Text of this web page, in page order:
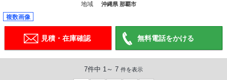
地域 沖縄県 那覇市
複数画像
見積・在庫確認 無料電話をかける
7件中 1～ 7 件を表示